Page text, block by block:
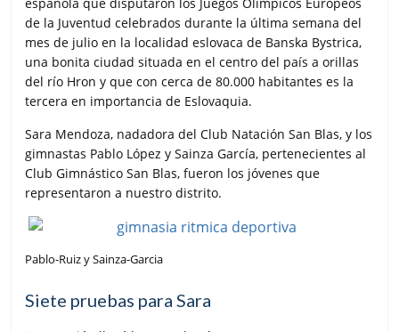
de la Juventud celebrados durante la última semana del
mes de julio en la localidad eslovaca de Banska Bystrica,
una bonita ciudad situada en el centro del país a orillas
del río Hron y que con cerca de 80.000 habitantes es la
tercera en importancia de Eslovaquia.
Sara Mendoza, nadadora del Club Natación San Blas, y los
gimnastas Pablo López y Sainza García, pertenecientes al
Club Gimnástico San Blas, fueron los jóvenes que
representaron a nuestro distrito.
Pablo-Ruiz y Sainza-Garcia
Siete pruebas para Sara